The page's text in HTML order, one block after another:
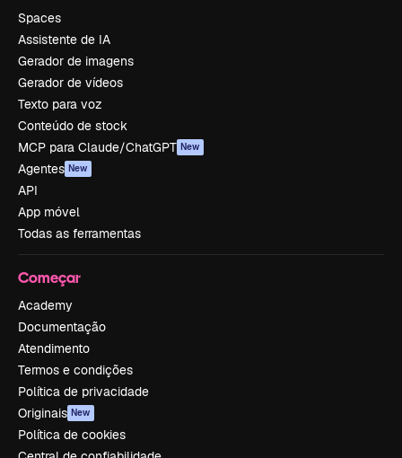
Spaces
Assistente de IA
Gerador de imagens
Gerador de vídeos
Texto para voz
Conteúdo de stock
MCP para Claude/ChatGPT New
Agentes New
API
App móvel
Todas as ferramentas
Começar
Academy
Documentação
Atendimento
Termos e condições
Política de privacidade
Originais New
Política de cookies